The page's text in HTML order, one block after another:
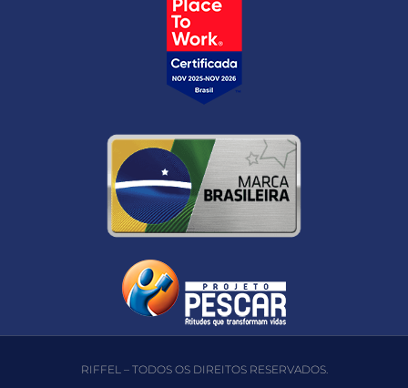
RIFFEL – TODOS OS DIREITOS RESERVADOS.